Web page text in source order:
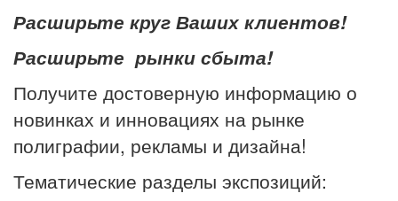
Расширьте круг Ваших клиентов!
Расширьте рынки сбыта!
Получите достоверную информацию о
новинках и инновациях на рынке
полиграфии, рекламы и дизайна!
Тематические разделы экспозиций: